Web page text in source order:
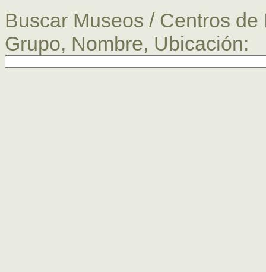
Buscar Museos / Centros
Grupo, Nombre, Ubicación: